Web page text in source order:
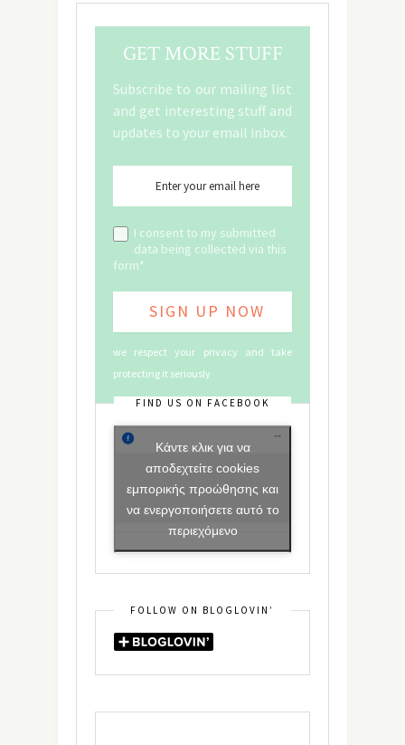
GET MORE STUFF
Subscribe to our mailing list
and get interesting stuff and
updates to your email inbox.
I consent to my submitted
data being collected via this
form*
we respect your privacy and take
protecting it seriously
FIND US ON FACEBOOK
Κάντε κλικ για να
αποδεχτείτε cookies
εμπορικής προώθησης και
να ενεργοποιήσετε αυτό το
περιεχόμενο
FOLLOW ON BLOGLOVIN’